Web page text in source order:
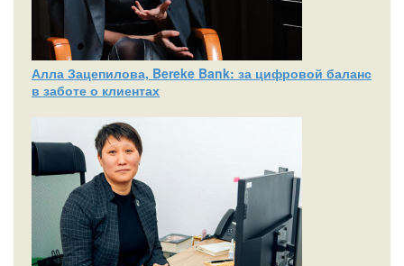
Алла Зацепилова, Bereke Bank: за цифровой баланс
в заботе о клиентах